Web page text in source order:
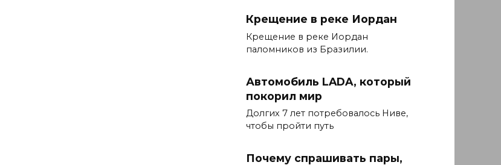
Крещение в реке Иордан
Крещение в реке Иордан
паломников из Бразилии.
Автомобиль LADA, который
покорил мир
Долгих 7 лет потребовалось Ниве,
чтобы пройти путь
Почему спрашивать пары,